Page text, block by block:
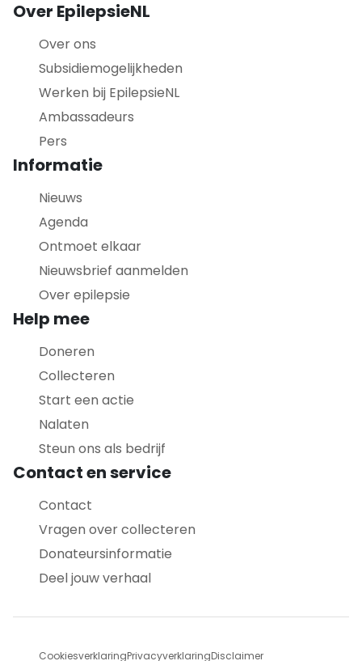
Over EpilepsieNL
Over ons
Subsidiemogelijkheden
Werken bij EpilepsieNL
Ambassadeurs
Pers
Informatie
Nieuws
Agenda
Ontmoet elkaar
Nieuwsbrief aanmelden
Over epilepsie
Help mee
Doneren
Collecteren
Start een actie
Nalaten
Steun ons als bedrijf
Contact en service
Contact
Vragen over collecteren
Donateursinformatie
Deel jouw verhaal
CookiesverklaringPrivacyverklaringDisclaimer